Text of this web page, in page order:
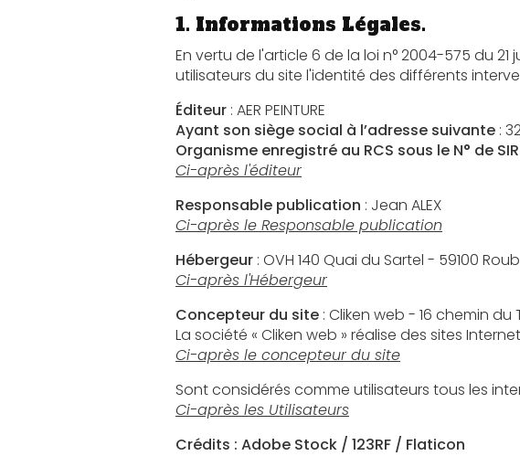
1. Informations Légales.
En vertu de l'article 6 de la loi n° 2004-575 du 21 juin 2004
Éditeur : AER PEINTURE
Ayant son siège social à l’adresse suivante :
Organisme enregistré au RCS sous le N° de
Ci-après l'éditeur
Responsable publication : Jean ALEX
Ci-après le Responsable publication
Hébergeur
Ci-après l'Hébergeur
Concepteur du site : Cliken web - 16 chemin
La société « Cliken web » réalise des sites
Ci-après le concepteur du site
Ci-après les Utilisateurs
Crédits : Adobe Stock / 123RF / Flaticon